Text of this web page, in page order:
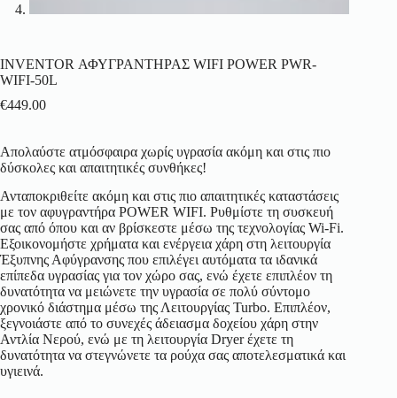
INVENTOR ΑΦΥΓΡΑΝΤΗΡΑΣ WIFI POWER PWR-
WIFI-50L
€449.00
Απολαύστε ατμόσφαιρα χωρίς υγρασία ακόμη και στις πιο
δύσκολες και απαιτητικές συνθήκες!
Ανταποκριθείτε ακόμη και στις πιο απαιτητικές καταστάσεις
με τον αφυγραντήρα POWER WIFI. Ρυθμίστε τη συσκευή
σας από όπου και αν βρίσκεστε μέσω της τεχνολογίας Wi-Fi.
Εξοικονομήστε χρήματα και ενέργεια χάρη στη λειτουργία
Έξυπνης Αφύγρανσης που επιλέγει αυτόματα τα ιδανικά
επίπεδα υγρασίας για τον χώρο σας, ενώ έχετε επιπλέον τη
δυνατότητα να μειώνετε την υγρασία σε πολύ σύντομο
χρονικό διάστημα μέσω της Λειτουργίας Turbo. Επιπλέον,
ξεγνοιάστε από το συνεχές άδειασμα δοχείου χάρη στην
Αντλία Νερού, ενώ με τη λειτουργία Dryer έχετε τη
δυνατότητα να στεγνώνετε τα ρούχα σας αποτελεσματικά και
υγιεινά.